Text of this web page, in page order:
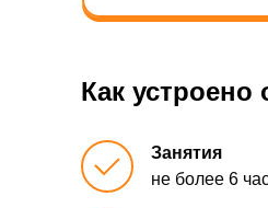
Как устроено
Занятия
не более 6